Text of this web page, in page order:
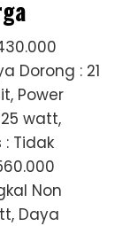
Dorong : 21
Power
watt,
Tidak
Non
Daya